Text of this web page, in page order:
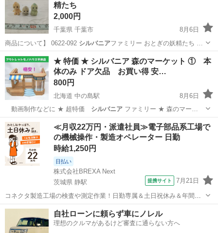
精たち
2,000円
千葉県 千葉市
8月6日
商品について】 0622-092 シルバニア
千葉 千葉市 おもちゃ
★ 特価 ★ シルバニア 森のマーケット ① 本
体のみ ドア欠品 お買い得 安…
800円
北海道 中の島駅
8月6日
動画制作などに ★ 超特価 シルバニア ファミリー ★ 森のマー…
北海道 札幌市 中の島駅 おもちゃ ペイペイ
≪月収22万円・派遣社員≫電子部品系工場で
の機械操作・製造オペレーター 日勤
時給1,250円
日払い
株式会社BREXA Next
茨城県 静駅
提携サイト 7月21日
コネクタ製造工場の検査や測定作業！日勤専属＆土日祝休み＆年間休
日128日★クリーンルーム内作業★マイカー通勤OK＆無料駐車場あり
★就業先食堂利用可！日払い制度あり！《茨城県常陸大宮市》 人気の
工場のお仕事 ◇コネクタ製造工...
茨城 常陸大宮市 その他
自社ローンに頼らず車にノレル
理想のクルマがあるけど審査に通らない方へ